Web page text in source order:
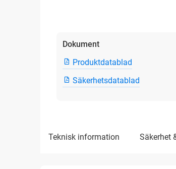
Dokument
Produktdatablad
Säkerhetsdatablad
teknisk information säkerhet